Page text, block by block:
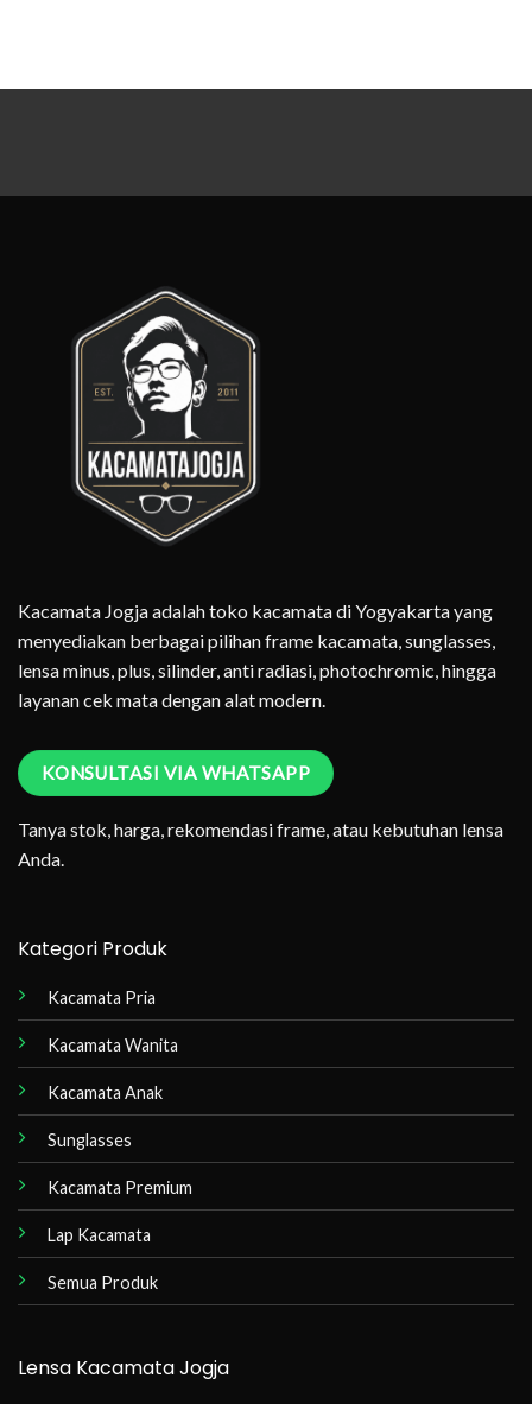
Kacamata Jogja adalah toko kacamata di Yogyakarta yang
menyediakan berbagai pilihan frame kacamata, sunglasses,
lensa minus, plus, silinder, anti radiasi, photochromic, hingga
layanan cek mata dengan alat modern.
KONSULTASI VIA WHATSAPP
Tanya stok, harga, rekomendasi frame, atau kebutuhan lensa
Anda.
Kategori Produk
Kacamata Pria
Kacamata Wanita
Kacamata Anak
Sunglasses
Kacamata Premium
Lap Kacamata
Semua Produk
Lensa Kacamata Jogja